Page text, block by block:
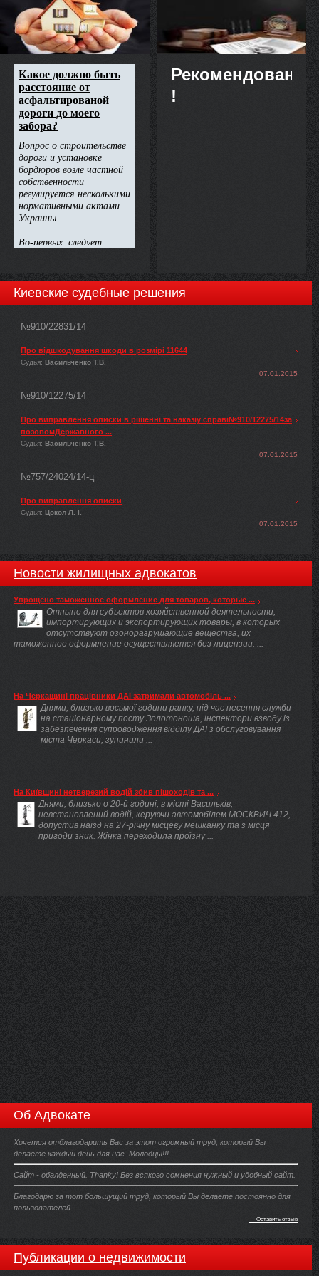
недвижимости
Рекомендовано
!
Киевские судебные решения
№910/22831/14
Про відшкодування шкоди в розмірі 11644
Судья: Васильченко Т.В.
07.01.2015
№910/12275/14
Про виправлення описки в рішенні та наказіу справі№910/12275/14за
позовомДержавного ...
Судья: Васильченко Т.В.
07.01.2015
№757/24024/14-ц
Про виправлення описки
Судья: Цокол Л. І.
07.01.2015
Новости жилищных адвокатов
Упрощено таможенное оформление для товаров, которые ...
Отныне для субъектов хозяйственной деятельности,
импортирующих и экспортирующих товары, в которых
отсутствуют озоноразрушающие вещества, их
таможенное оформление осуществляется без лицензии. ...
На Черкащині працівники ДАІ затримали автомобіль ...
Днями, близько восьмої години ранку, під час несення служби
на стаціонарному посту Золотоноша, інспектори взводу із
забезпечення супроводження відділу ДАІ з обслуговування
міста Черкаси, зупинили ...
На Київщині нетверезий водій збив пішоходів та ...
Днями, близько о 20-й годині, в місті Васильків,
невстановлений водій, керуючи автомобілем МОСКВИЧ 412,
допустив наїзд на 27-річну місцеву мешканку та з місця
пригоди зник. Жінка переходила проїзну ...
Об Адвокате
Хочется отблагодарить Вас за этот огромный труд, который Вы
делаете каждый день для нас. Молодцы!!!
Сайт - обалденный. Thanky! Без всякого сомнения нужный и удобный сайт.
Благодарю за тот большущий труд, который Вы делаете постоянно для
пользователей.
→ Оставить отзыв
Публикации о недвижимости